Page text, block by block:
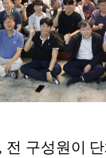
전 구성원이